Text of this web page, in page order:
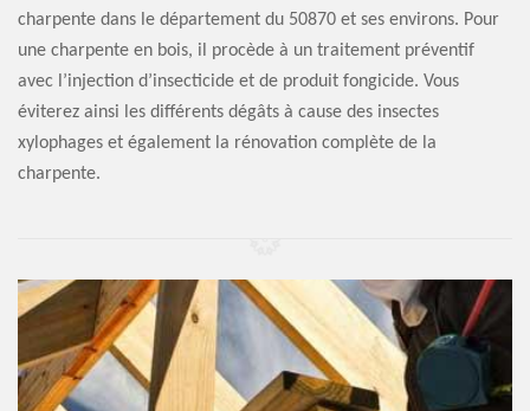
charpente dans le département du 50870 et ses environs. Pour
une charpente en bois, il procède à un traitement préventif
avec l’injection d’insecticide et de produit fongicide. Vous
éviterez ainsi les différents dégâts à cause des insectes
xylophages et également la rénovation complète de la
charpente.